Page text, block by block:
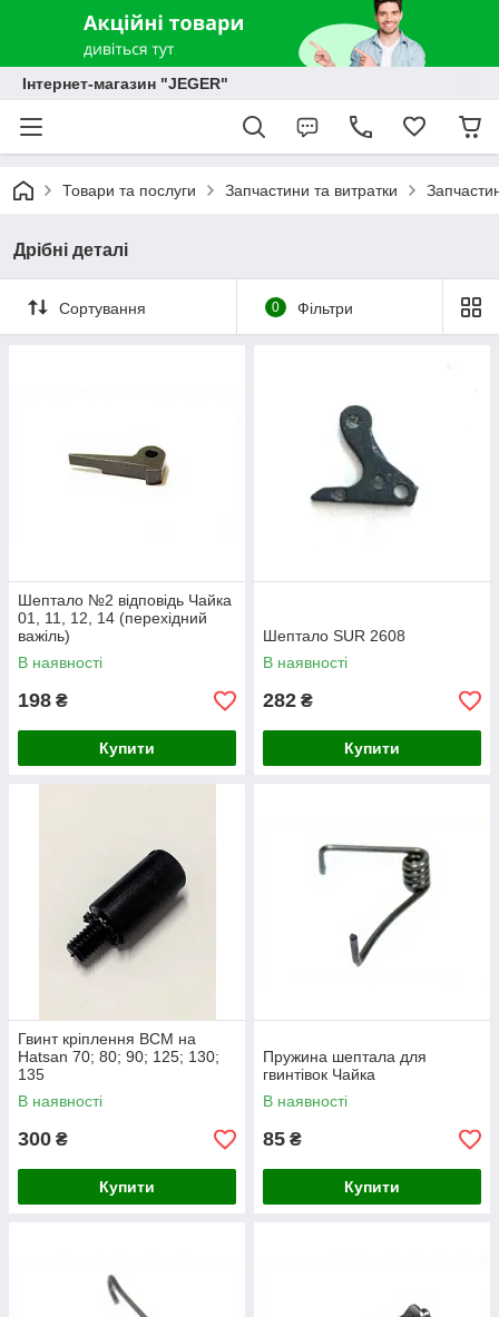
Інтернет-магазин "JEGER"
Товари та послуги Запчастини та витратки
Дрібні деталі
Сортування 0 Фільтри
Шептало №2 відповідь Чайка
01, 11, 12, 14 (перехідний
важіль)
В наявності
198 ₴
Купити
Шептало SUR 2608
В наявності
282 ₴
Купити
Гвинт кріплення ВСМ на
Hatsan 70; 80; 90; 125; 130;
135
В наявності
300 ₴
Купити
Пружина шептала для
гвинтівок Чайка
В наявності
85 ₴
Купити